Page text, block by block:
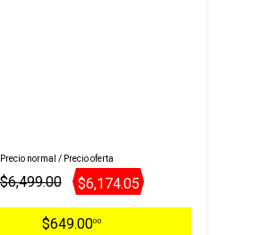
Precio normal / Precio oferta
$6,499.00 $6,174.05
$649.0000